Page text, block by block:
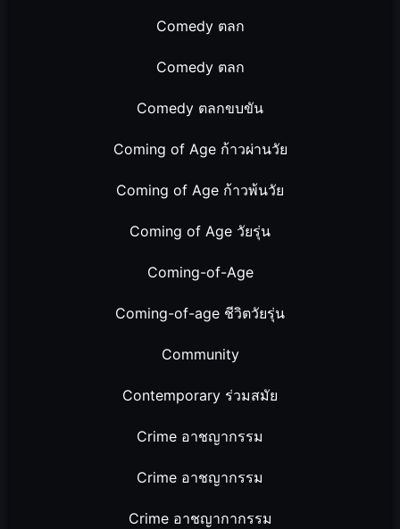
Comedy ตลก
Comedy ตลก
Comedy ตลกขบขัน
Coming of Age ก้าวผ่านวัย
Coming of Age ก้าวพ้นวัย
Coming of Age วัยรุ่น
Coming-of-Age
Coming-of-age ชีวิตวัยรุ่น
Community
Contemporary ร่วมสมัย
Crime อาชญากรรม
Crime อาชญากรรม
Crime อาชญากากรรม